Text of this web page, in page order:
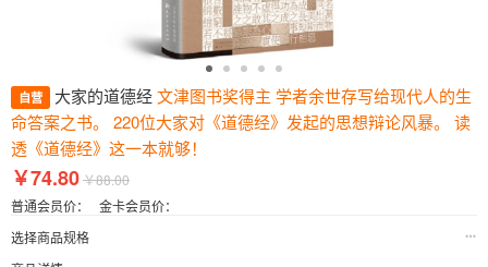
自营 大家的道德经文津图书奖得主 学者余世存写给现代人的生
命答案之书。 220位大家对《道德经》发起的思想辩论风暴。 读
透《道德经》这一本就够！
￥74.80￥88.00
普通会员价：
金卡会员价：
选择商品规格